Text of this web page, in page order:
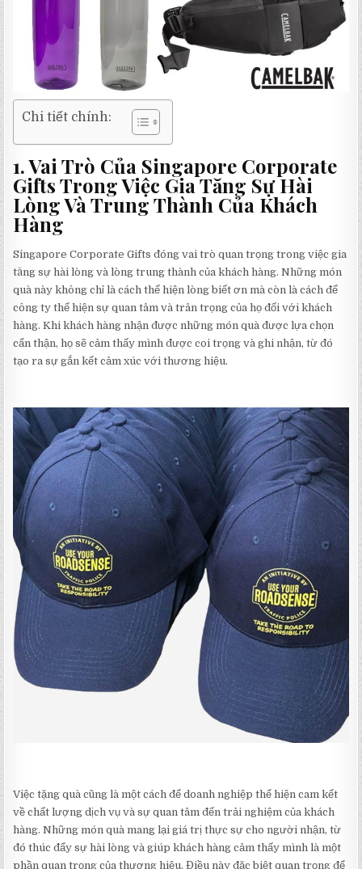
Chi tiết chính:
1. Vai Trò Của Singapore Corporate
Gifts Trong Việc Gia Tăng Sự Hài
Lòng Và Trung Thành Của Khách
Hàng
Singapore Corporate Gifts đóng vai trò quan trọng trong việc gia
tăng sự hài lòng và lòng trung thành của khách hàng. Những món
quà này không chỉ là cách thể hiện lòng biết ơn mà còn là cách để
công ty thể hiện sự quan tâm và trân trọng của họ đối với khách
hàng. Khi khách hàng nhận được những món quà được lựa chọn
cẩn thận, họ sẽ cảm thấy mình được coi trọng và ghi nhận, từ đó
tạo ra sự gắn kết cảm xúc với thương hiệu.
Việc tặng quà cũng là một cách để doanh nghiệp thể hiện cam kết
về chất lượng dịch vụ và sự quan tâm đến trải nghiệm của khách
hàng. Những món quà mang lại giá trị thực sự cho người nhận, từ
đó thúc đẩy sự hài lòng và giúp khách hàng cảm thấy mình là một
phần quan trọng của thương hiệu. Điều này đặc biệt quan trọng để